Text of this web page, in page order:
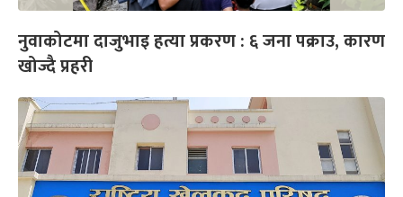
नुवाकोटमा दाजुभाइ हत्या प्रकरण : ६ जना पक्राउ, कारण
खोज्दै प्रहरी